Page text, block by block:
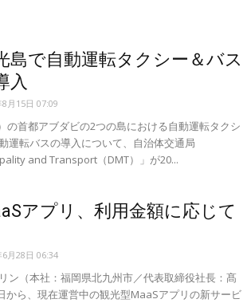
ボ
島で自動運転タクシー＆バス
入
月15日 07:09
の首都アブダビの2つの島における自動運転タクシ
運転バスの導入について、自治体交通局
and Transport（DMT）」が20...
アプリ、利用金額に応じて
6月28日 06:34
ン（本社：福岡県北九州市／代表取締役社長：髙
から、現在運営中の観光型MaaSアプリの新サービ